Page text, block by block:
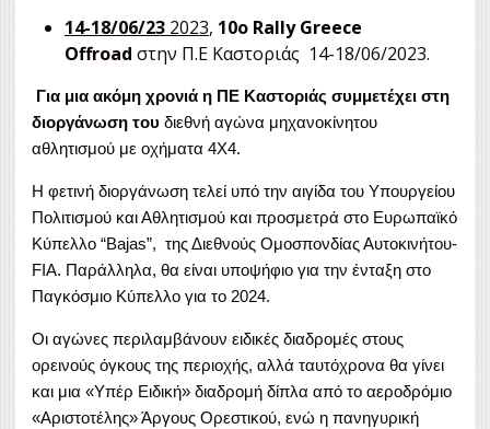
14-18/06/23 2023, 10ο Rally Greece
Offroad στην Π.Ε Καστοριάς 14-18/06/2023.
Για μια ακόμη χρονιά η ΠΕ Καστοριάς συμμετέχει στη
διοργάνωση του διεθνή αγώνα μηχανοκίνητου
αθλητισμού με οχήματα 4Χ4.
Η φετινή διοργάνωση τελεί υπό την αιγίδα του Υπουργείου
Πολιτισμού και Αθλητισμού και προσμετρά στο Ευρωπαϊκό
Κύπελλο “Bajas”, της Διεθνούς Ομοσπονδίας Αυτοκινήτου-
FIA. Παράλληλα, θα είναι υποψήφιο για την ένταξη στο
Παγκόσμιο Κύπελλο για το 2024.
Οι αγώνες περιλαμβάνουν ειδικές διαδρομές στους
ορεινούς όγκους της περιοχής, αλλά ταυτόχρονα θα γίνει
και μια «Υπέρ Ειδική» διαδρομή δίπλα από το αεροδρόμιο
«Αριστοτέλης» Άργους Ορεστικού, ενώ η πανηγυρική